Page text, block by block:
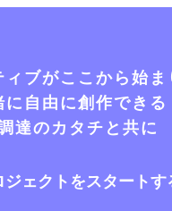
ブがここから始ま
自由に創作できる
達のカタチと共に
ェクトをスタートす